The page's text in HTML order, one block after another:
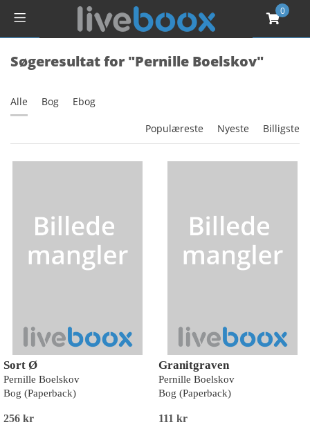
0
Søgeresultat for "Pernille Boelskov"
Alle Bog Ebog
Populæreste Nyeste Billigste
Sort Ø
Pernille Boelskov
Bog (Paperback)
256 kr
Granitgraven
Pernille Boelskov
Bog (Paperback)
111 kr